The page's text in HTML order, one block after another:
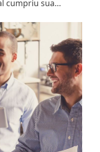
cumpriu sua…